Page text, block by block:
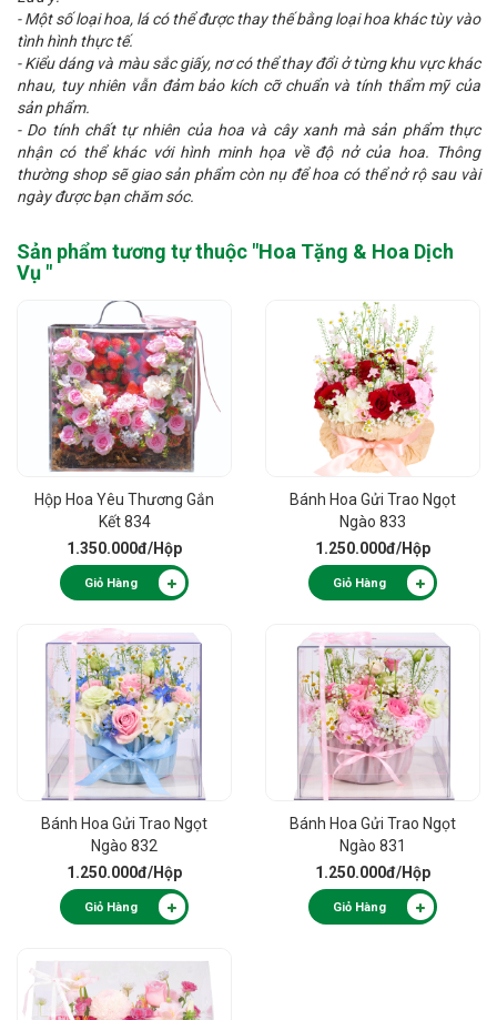
- Một số loại hoa, lá có thể được thay thế bằng loại hoa khác tùy vào
tình hình thực tế.
- Kiểu dáng và màu sắc giấy, nơ có thể thay đổi ở từng khu vực khác
nhau, tuy nhiên vẫn đảm bảo kích cỡ chuẩn và tính thẩm mỹ của
sản phẩm.
- Do tính chất tự nhiên của hoa và cây xanh mà sản phẩm thực
nhận có thể khác với hình minh họa về độ nở của hoa. Thông
thường shop sẽ giao sản phẩm còn nụ để hoa có thể nở rộ sau vài
ngày được bạn chăm sóc.
Sản phẩm tương tự thuộc "Hoa Tặng & Hoa Dịch
Vụ "
Hộp Hoa Yêu Thương Gắn
Kết 834
1.350.000đ/Hộp
Giỏ Hàng
Bánh Hoa Gửi Trao Ngọt
Ngào 833
1.250.000đ/Hộp
Giỏ Hàng
Bánh Hoa Gửi Trao Ngọt
Ngào 832
1.250.000đ/Hộp
Giỏ Hàng
Bánh Hoa Gửi Trao Ngọt
Ngào 831
1.250.000đ/Hộp
Giỏ Hàng